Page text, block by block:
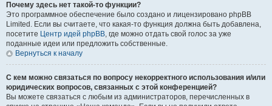
Почему здесь нет такой-то функции?
Это программное обеспечение было создано и лицензировано phpBB
Limited. Если вы считаете, что какая-то функция должна быть добавлена,
посетите Центр идей phpBB, где можно отдать свой голос за уже
поданные идеи или предложить собственные.
Вернуться к началу
С кем можно связаться по вопросу некорректного использования и/или
юридических вопросов, связанных с этой конференцией?
Вы можете связаться с любым из администраторов, перечисленных в